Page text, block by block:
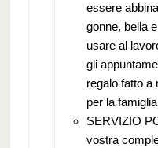
essere
gonne, bella
usare al
gli
regalo fatto a
per la
SERVIZIO
vostra